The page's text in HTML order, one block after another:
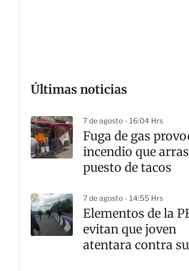
Últimas noticias
7 de agosto - 16:04 Hrs
Fuga de gas
incendio que
puesto de tacos
7 de agosto - 14:55 Hrs
Elementos de la
evitan que joven
atentara contra